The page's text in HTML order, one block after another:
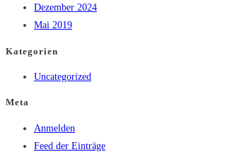
Dezember 2024
Mai 2019
Kategorien
Uncategorized
Meta
Anmelden
Feed der Einträge